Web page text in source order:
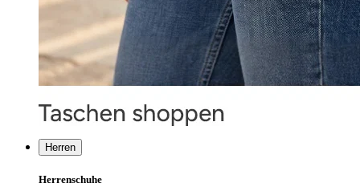
Herren
Herrenschuhe